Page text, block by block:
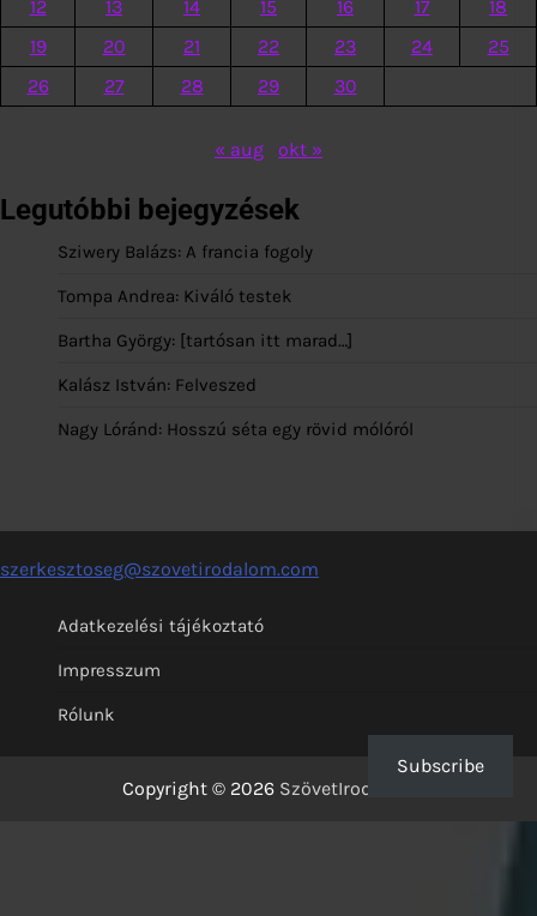
12 13 14 15 16 17
18
19
20 21 22 23 24
25
26
27 28 29 30
« aug okt »
Legutóbbi bejegyzések
Sziwery Balázs: A francia fogoly
Tompa Andrea: Kiváló testek
Bartha György: [tartósan itt marad…]
Kalász István: Felveszed
Nagy Lóránd: Hosszú séta egy rövid mólóról
szerkesztoseg@szovetirodalom.com
Adatkezelési tájékoztató
Impresszum
Rólunk
Copyright © 2026 SzövetIrodalom
Subscribe